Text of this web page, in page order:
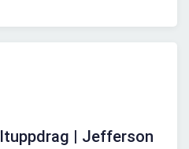
| Jefferson